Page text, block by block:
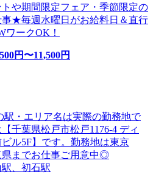
や期間限定フェア・季節限定の
★毎週水曜日がお給料日＆直行
ワークOK！
円〜11,500円
・エリア名は実際の勤務地で
千葉県松戸市松戸1176-4 ディ
ル5F】です。勤務地は東京
県までお仕事ご用意中◎
、初石駅